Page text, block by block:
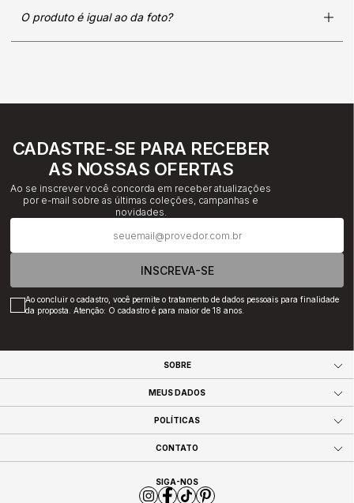
O produto é igual ao da foto?
CADASTRE-SE PARA RECEBER
AS NOSSAS OFERTAS
Ao se inscrever você concorda em receber atualizações
por e-mail sobre as últimas coleções, campanhas e
novidades.
INSCREVA-SE
Ao concluir o cadastro, você permite o tratamento de dados pessoais para finalidade
da proposta. Atenção: O cadastro é para maior de 18 anos.
SOBRE
MEUS DADOS
POLÍTICAS
CONTATO
SIGA-NOS